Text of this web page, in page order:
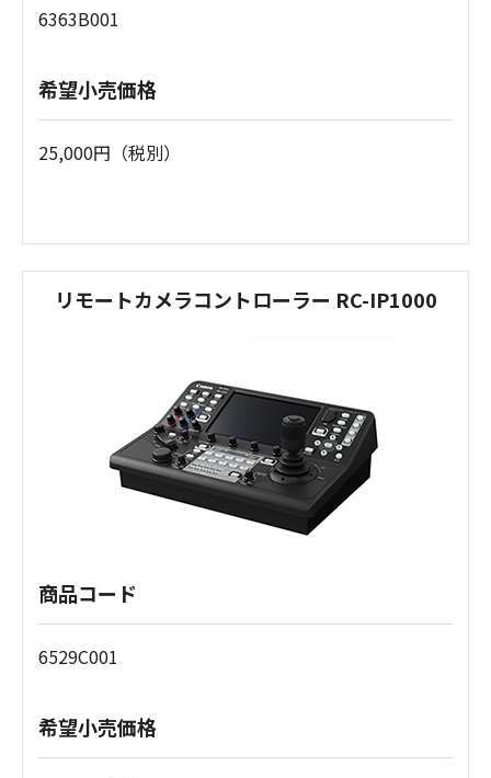
6363B001
希望小売価格
25,000円（税別）
リモートカメラコントローラー RC-IP1000
商品コード
6529C001
希望小売価格